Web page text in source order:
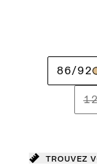
86/92
Trouvez